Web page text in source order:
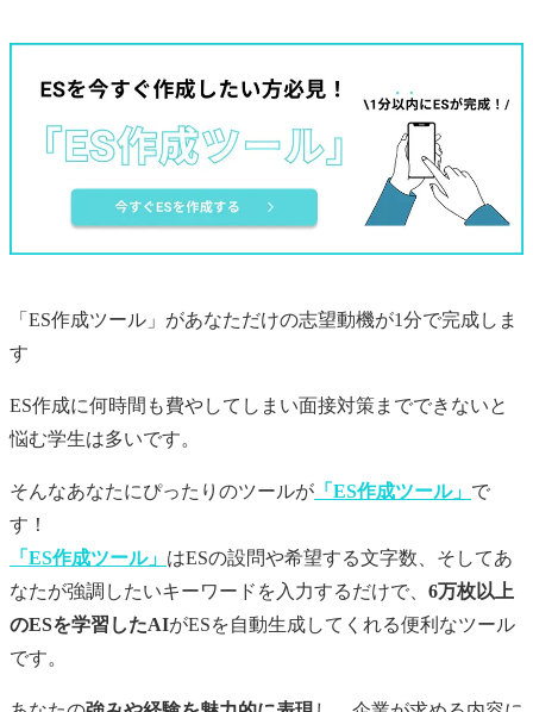
「ES作成ツール」があなただけの志望動機が1分で完成しま
す
ES作成に何時間も費やしてしまい面接対策までできないと
悩む学生は多いです。
そんなあなたにぴったりのツールが 「ES作成ツール」 で
す！
「ES作成ツール」 はESの設問や希望する文字数、そしてあ
なたが強調したいキーワードを入力するだけで、 6万枚以上
のESを学習したAIがESを自動生成してくれる便利なツール
です。